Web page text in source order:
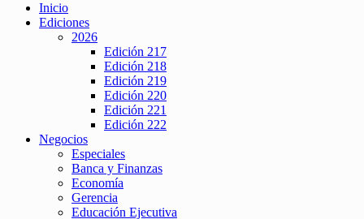
Inicio
Ediciones
2026
Edición 217
Edición 218
Edición 219
Edición 220
Edición 221
Edición 222
Negocios
Especiales
Banca y Finanzas
Economía
Gerencia
Educación Ejecutiva